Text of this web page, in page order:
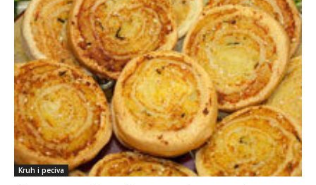
Kruh i peciva